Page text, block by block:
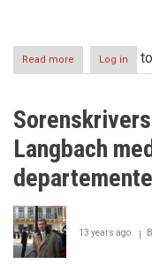
Read more about
DOMMER
–
FÅR
Log in
Langbach
13 years ago